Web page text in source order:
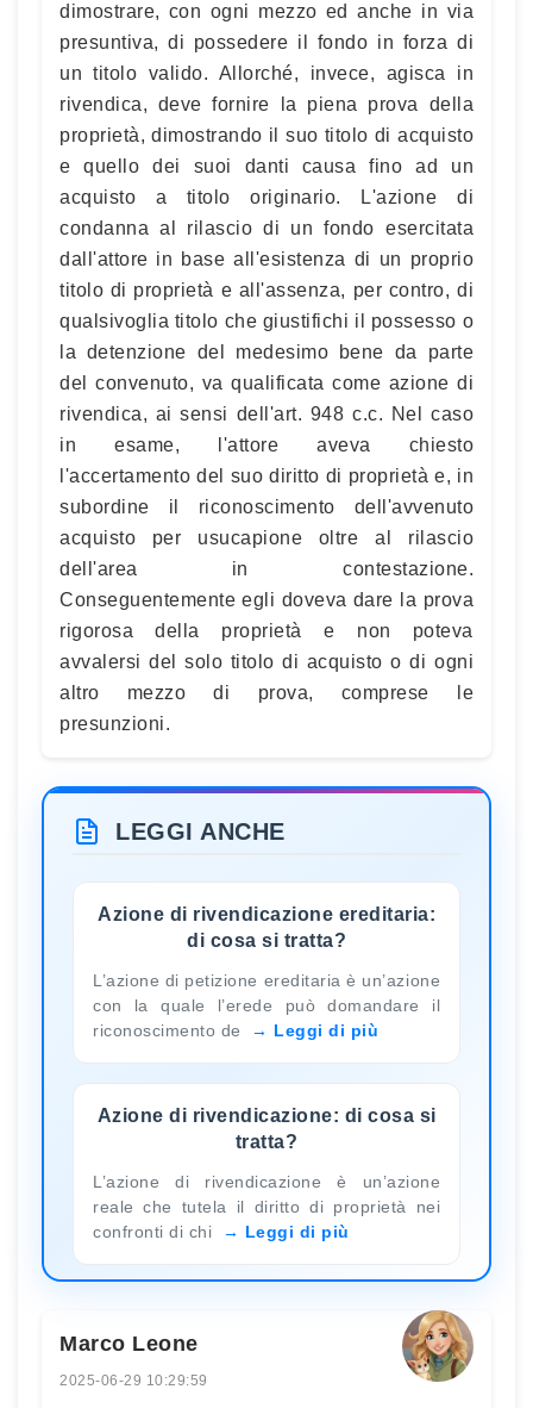
dimostrare, con ogni mezzo ed anche in via
presuntiva, di possedere il fondo in forza di
un titolo valido. Allorché, invece, agisca in
rivendica, deve fornire la piena prova della
proprietà, dimostrando il suo titolo di acquisto
e quello dei suoi danti causa fino ad un
acquisto a titolo originario. L'azione di
condanna al rilascio di un fondo esercitata
dall'attore in base all'esistenza di un proprio
titolo di proprietà e all'assenza, per contro, di
qualsivoglia titolo che giustifichi il possesso o
la detenzione del medesimo bene da parte
del convenuto, va qualificata come azione di
rivendica, ai sensi dell'art. 948 c.c. Nel caso
in esame, l'attore aveva chiesto
l'accertamento del suo diritto di proprietà e, in
subordine il riconoscimento dell'avvenuto
acquisto per usucapione oltre al rilascio
dell'area in contestazione.
Conseguentemente egli doveva dare la prova
rigorosa della proprietà e non poteva
avvalersi del solo titolo di acquisto o di ogni
altro mezzo di prova, comprese le
presunzioni.
LEGGI ANCHE
Azione di rivendicazione ereditaria:
di cosa si tratta?
L’azione di petizione ereditaria è un’azione
con la quale l’erede può domandare il
riconoscimento de
Leggi di più
Azione di rivendicazione: di cosa si
tratta?
L’azione di rivendicazione è un’azione
reale che tutela il diritto di proprietà nei
confronti di chi
Leggi di più
Marco Leone
2025-06-29 10:29:59